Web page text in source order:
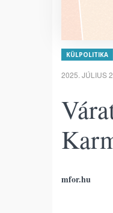
KÜLPOLITIKA
2025. JÚLIUS
mfor.hu